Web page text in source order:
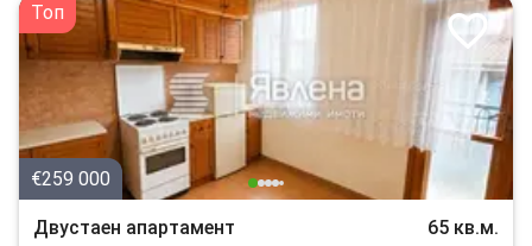
Топ
€259 000
Двустаен апартамент 65 кв.м.